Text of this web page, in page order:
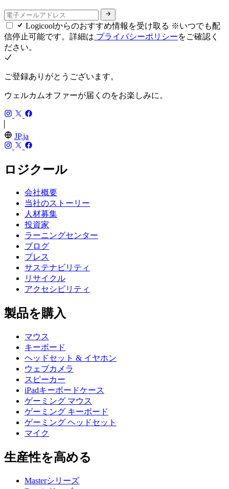
Logicoolからのおすすめ情報を受け取る ※いつでも配
信停止可能です。詳細は プライバシーポリシーをご確認く
ださい。
ご登録ありがとうございます。
ウェルカムオファーが届くのをお楽しみに。
JP,ja
ロジクール
会社概要
当社のストーリー
人材募集
投資家
ラーニングセンター
ブログ
プレス
サステナビリティ
リサイクル
アクセシビリティ
製品を購入
マウス
キーボード
ヘッドセット & イヤホン
ウェブカメラ
スピーカー
iPadキーボードケース
ゲーミング マウス
ゲーミング キーボード
ゲーミング ヘッドセット
マイク
生産性を高める
Masterシリーズ